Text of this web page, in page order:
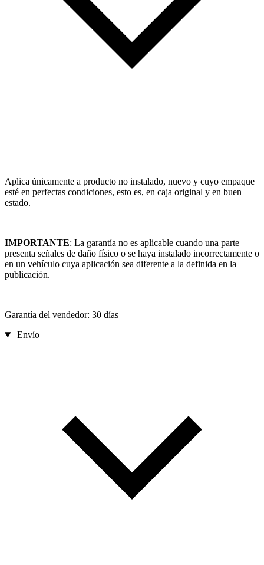
Aplica únicamente a producto no instalado, nuevo y cuyo empaque
esté en perfectas condiciones, esto es, en caja original y en buen
estado.
IMPORTANTE: La garantía no es aplicable cuando una parte
presenta señales de daño físico o se haya instalado incorrectamente o
en un vehículo cuya aplicación sea diferente a la definida en la
publicación.
Garantía del vendedor: 30 días
Envío